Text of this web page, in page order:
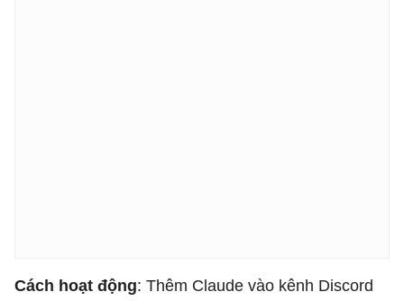
Cách hoạt động: Thêm Claude vào kênh Discord